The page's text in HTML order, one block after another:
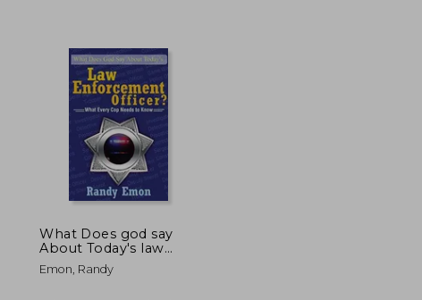
$ 4.343 dcto.
What Does god say
About Today's law
Enforcement Officer?
(en Inglés)
Emon, Randy